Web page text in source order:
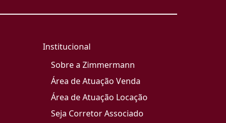
Institucional
Sobre a Zimmermann
Área de Atuação Venda
Área de Atuação Locação
Seja Corretor Associado